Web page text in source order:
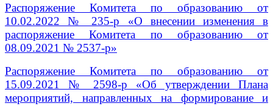
Распоряжение Комитета по образованию от
10.02.2022 № 235-р «О внесении изменения в
распоряжение Комитета по образованию от
08.09.2021 № 2537-р»
Распоряжение Комитета по образованию от
15.09.2021 № 2598-р «Об утверждении Плана
мероприятий, направленных на формирование и